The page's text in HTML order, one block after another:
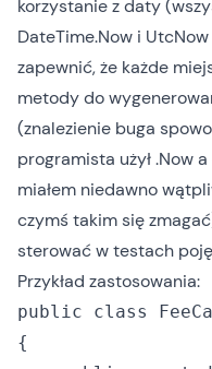
korzystanie z daty
DateTime.Now i
zapewnić, że każde
metody do
(znalezienie buga
programista użył .Now
miałem niedawno
czymś takim się
sterować w testach
Przykład zastosowania:
public class
{